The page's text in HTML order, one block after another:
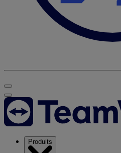
Produits